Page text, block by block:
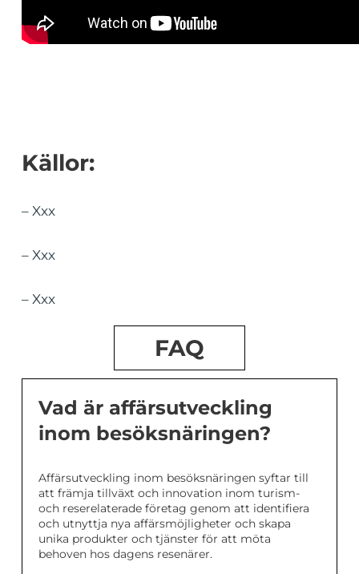
Källor:
– Xxx
– Xxx
– Xxx
FAQ
Vad är affärsutveckling
inom besöksnäringen?
Affärsutveckling inom besöksnäringen syftar till
att främja tillväxt och innovation inom turism-
och reserelaterade företag genom att identifiera
och utnyttja nya affärsmöjligheter och skapa
unika produkter och tjänster för att möta
behoven hos dagens resenärer.